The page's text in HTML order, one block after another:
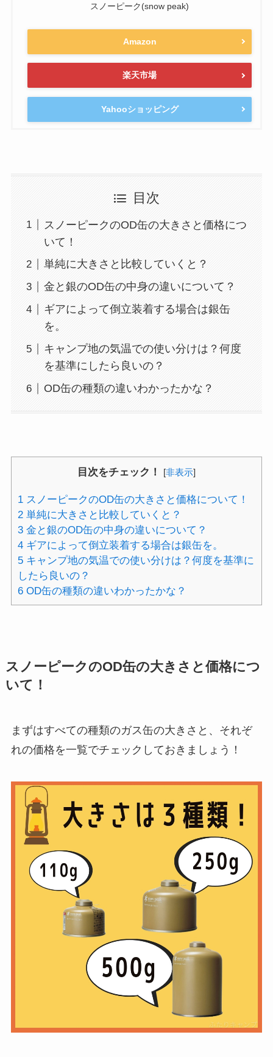
スノーピーク(snow peak)
Amazon
楽天市場
Yahooショッピング
目次
スノーピークのOD缶の大きさと価格につ
いて！
単純に大きさと比較していくと？
金と銀のOD缶の中身の違いについて？
ギアによって倒立装着する場合は銀缶
を。
キャンプ地の気温での使い分けは？何度
を基準にしたら良いの？
OD缶の種類の違いわかったかな？
目次をチェック！ [非表示]
1スノーピークのOD缶の大きさと価格について！
2単純に大きさと比較していくと？
3金と銀のOD缶の中身の違いについて？
4ギアによって倒立装着する場合は銀缶を。
5キャンプ地の気温での使い分けは？何度を基準に
したら良いの？
6OD缶の種類の違いわかったかな？
スノーピークのOD缶の大きさと価格につ
いて！
まずはすべての種類のガス缶の大きさと、それぞ
れの価格を一覧でチェックしておきましょう！